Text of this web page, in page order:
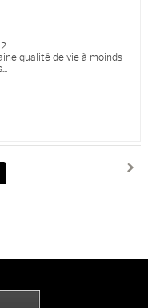
qualité de vie à moinds